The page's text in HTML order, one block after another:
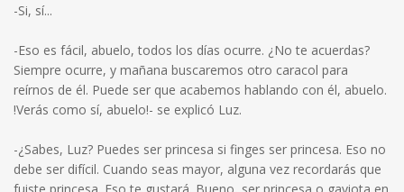
-Si, sí...
-Eso es fácil, abuelo, todos los días ocurre. ¿No te acuerdas?
Siempre ocurre, y mañana buscaremos otro caracol para
reírnos de él. Puede ser que acabemos hablando con él, abuelo.
!Verás como sí, abuelo!- se explicó Luz.
-¿Sabes, Luz? Puedes ser princesa si finges ser princesa. Eso no
debe ser difícil. Cuando seas mayor, alguna vez recordarás que